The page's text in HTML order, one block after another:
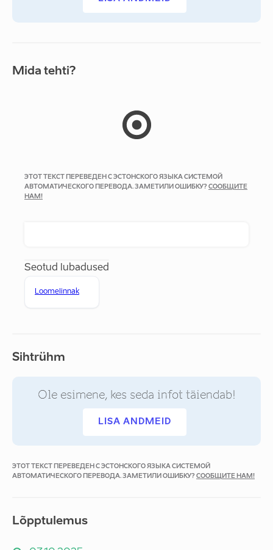
Mida tehti?
ЭТОТ ТЕКСТ ПЕРЕВЕДЕН С ЭСТОНСКОГО ЯЗЫКА СИСТЕМОЙ
АВТОМАТИЧЕСКОГО ПЕРЕВОДА. ЗАМЕТИЛИ ОШИБКУ? СООБЩИТЕ
НАМ!
Seotud lubadused
Loomelinnak
Sihtrühm
Ole esimene, kes seda infot täiendab!
LISA ANDMEID
ЭТОТ ТЕКСТ ПЕРЕВЕДЕН С ЭСТОНСКОГО ЯЗЫКА СИСТЕМОЙ
АВТОМАТИЧЕСКОГО ПЕРЕВОДА. ЗАМЕТИЛИ ОШИБКУ? СООБЩИТЕ НАМ!
Lõpptulemus